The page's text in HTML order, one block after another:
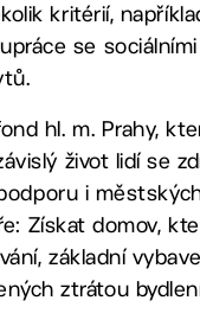
kritérií,
se sociálními
hl. m. Prahy,
život lidí se
i
Získat domov,
základní
ztrátou